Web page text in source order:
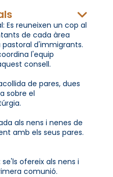
Es reuneixen un cop al
de cada àrea
d'immigrants.
l'equip
consell.
de pares, dues
sobre el
als nens i nenes de
amb els seus pares.
ofereix als nens i
comunió.